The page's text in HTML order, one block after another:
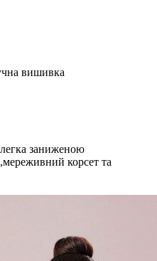
вишивка
заниженою
корсет та